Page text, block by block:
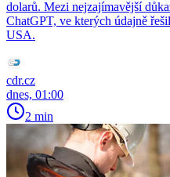
dolarů. Mezi nejzajímavější
ChatGPT, ve kterých údajně
USA.
cdr.cz
dnes, 01:00
2 min